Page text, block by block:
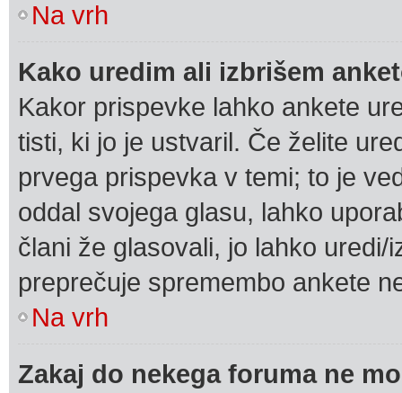
Na vrh
Kako uredim ali izbrišem
Kakor prispevke lahko ankete
tisti, ki jo je ustvaril. Če želite
prvega prispevka v temi; to je
oddal svojega glasu, lahko
člani že glasovali, jo lahko uredi/
preprečuje spremembo ankete
Na vrh
Zakaj do nekega foruma ne